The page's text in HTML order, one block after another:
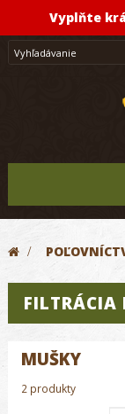
Vyplňte
>
FILTRÁCIA
MUŠKY
2 produkty